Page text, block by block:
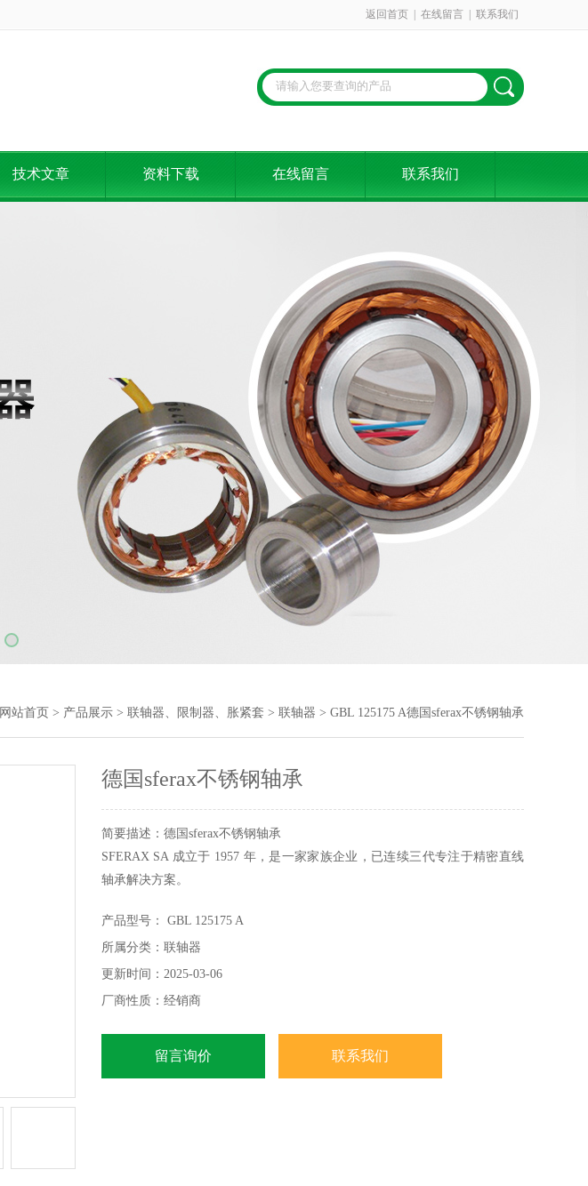
返回首页 在线留言 联系我们
技术文章 资料下载 在线留言 联系我们
网站首页 > 产品展示 > 联轴器、限制器、胀紧套 > 联轴器 > GBL 125175 A德国sferax不锈钢轴承
德国sferax不锈钢轴承
简要描述：德国sferax不锈钢轴承
SFERAX SA 成立于 1957 年，是一家家族企业，已连续三代专注于精密直线
轴承解决方案。
到包装，包括加工、装配和质量控制。套筒、球托盘、工具、机械和包装：
SFERAX 拥有完整产品设计的所有内部能力。
产品型号： GBL 125175 A
所属分类：联轴器
更新时间：2025-03-06
厂商性质：经销商
留言询价 联系我们